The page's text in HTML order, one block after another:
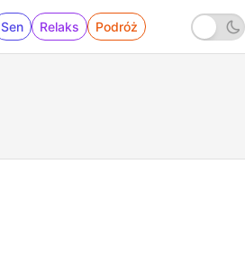
Sen Relaks Podróż